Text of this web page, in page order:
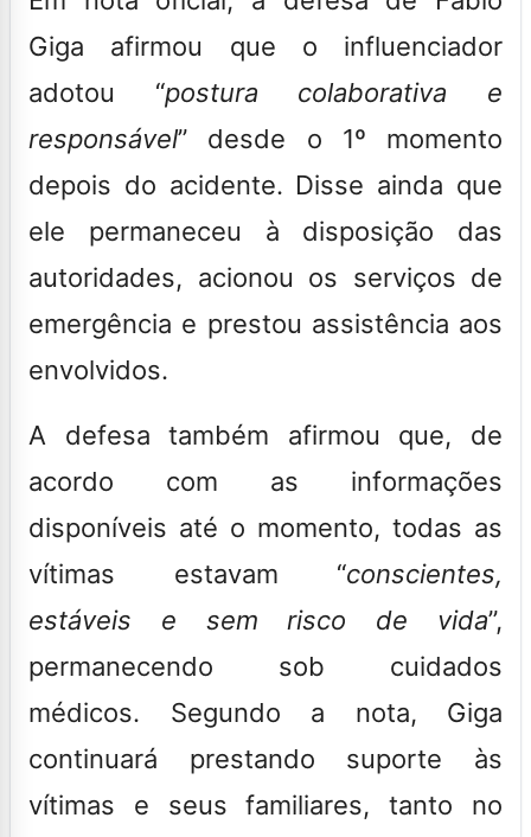
Giga afirmou que o influenciador
adotou “postura colaborativa e
responsável” desde o 1º momento
depois do acidente. Disse ainda que
ele permaneceu à disposição das
autoridades, acionou os serviços de
emergência e prestou assistência aos
envolvidos.
A defesa também afirmou que, de
acordo com as informações
disponíveis até o momento, todas as
vítimas estavam “conscientes,
estáveis e sem risco de vida”,
permanecendo sob cuidados
médicos. Segundo a nota, Giga
continuará prestando suporte às
vítimas e seus familiares, tanto no